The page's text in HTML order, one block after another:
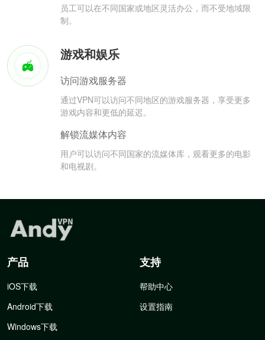
员工可以在不同国家或地区灵活办公，而不受地域限
制。
游戏和娱乐
访问游戏服务器
通过VPN可以访问不同地区的游戏服务器，享受更多
游戏内容和更低的延迟。
解锁流媒体内容
用户可以访问不同国家的流媒体库，观看更多的电影
和电视剧。
产品
iOS下载
Android下载
Windows下载
支持
帮助中心
设置指南